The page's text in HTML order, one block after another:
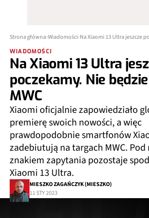
Strona główna Wiadomości
WIADOMOŚCI
Na Xiaomi 13 Ultra
poczekamy. Nie
MWC
Xiaomi oficjalnie zapowiedziało
premierę swoich nowości, a więc
prawdopodobnie smartfonów
zadebiutują na targach MWC.
znakiem zapytania pozostaje
Xiaomi 13 Ultra.
MIESZKO ZAGAŃCZYK (MIESZKO)
11 STY 2023